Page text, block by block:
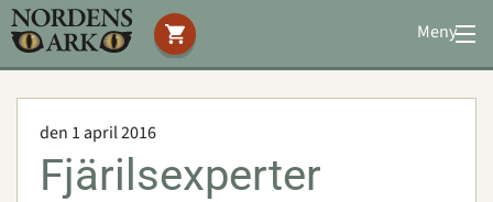
Meny
Stöd oss
Bevarande
den 1 april 2016
Fjärilsexperter